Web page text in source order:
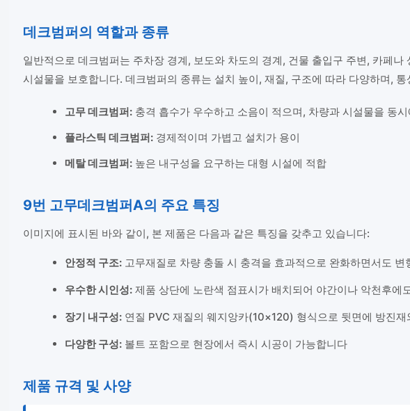
데크범퍼의 역할과 종류
일반적으로 데크범퍼는 주차장 경계, 보도와 차도의 경계, 건물 출입구 주변, 카페
시설물을 보호합니다. 데크범퍼의 종류는 설치 높이, 재질, 구조에 따라 다양하며,
고무 데크범퍼:충격 흡수가 우수하고 소음이 적으며, 차량과 시설물을 동시
플라스틱 데크범퍼:경제적이며 가볍고 설치가 용이
메탈 데크범퍼:높은 내구성을 요구하는 대형 시설에 적합
9번 고무데크범퍼A의 주요 특징
이미지에 표시된 바와 같이, 본 제품은 다음과 같은 특징을 갖추고 있습니다:
안정적 구조:고무재질로 차량 충돌 시 충격을 효과적으로 완화하면서도 변
우수한 시인성:제품 상단에 노란색 점표시가 배치되어 야간이나 악천후에
장기 내구성:연질 PVC 재질의 웨지앙카(10×120) 형식으로 뒷면에 방진재
다양한 구성:볼트 포함으로 현장에서 즉시 시공이 가능합니다
제품 규격 및 사양